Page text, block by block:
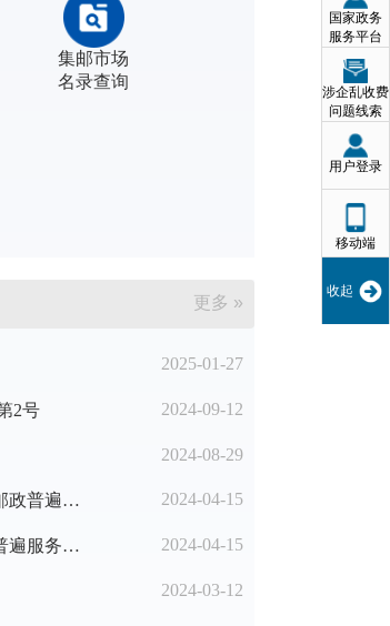
国家政务
服务平台
涉企乱收费
问题线索
用户登录
移动端
收起
集邮市场
名录查询
更多 »
2025-01-27
2号 2024-09-12
2024-08-29
2024年第一季度准予邮政企业撤销提供邮政普遍服务的邮政营业场所名单 2024-04-15
2024年第一季度邮政企业设置提供邮政普遍服务的邮政营业场所备案名单 2024-04-15
2024-03-12